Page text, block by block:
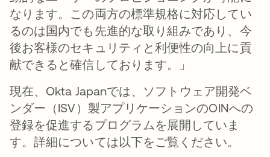
なります。この両方の標準規格に対応してい
るのは国内でも先進的な取り組みであり、今
後お客様のセキュリティと利便性の向上に貢
献できると確信しております。」
現在、Okta Japanでは、ソフトウェア開発ベ
ンダー（ISV）製アプリケーションのOINへの
登録を促進するプログラムを展開していま
す。詳細については以下をご覧ください。